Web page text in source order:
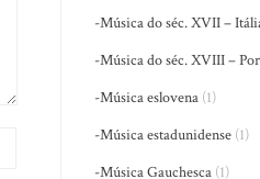
-Música do séc. XVII –
-Música do séc. XVIII –
-Música eslovena (1)
-Música estadunidense (1)
-Música Gauchesca (1)